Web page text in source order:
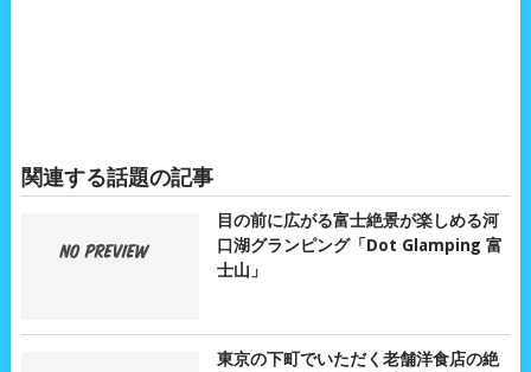
関連する話題の記事
目の前に広がる富士絶景が楽しめる河
口湖グランピング「Dot Glamping 富
士山」
東京の下町でいただく老舗洋食店の絶